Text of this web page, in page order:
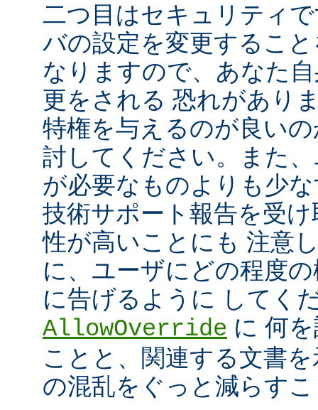
二つ目はセキュリティ
バの設定を変更するこ
なりますので、あなた
更をされる 恐れがあり
特権を与えるのが良い
討してください。また
が必要なものよりも少
技術サポート報告を受
性が高いことにも 注意
に、ユーザにどの程度
に告げるように してく
AllowOverride に 何
ことと、関連する文書
の混乱をぐっと減らす